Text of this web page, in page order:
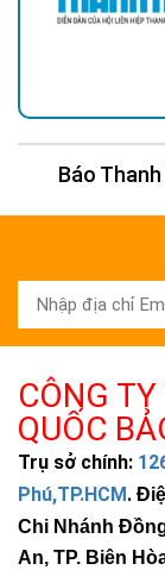
Báo Thanh
CÔNG
QUỐC
Trụ sở chính:
Phú,TP.HCM .
Chi Nhánh
An, TP. Biên